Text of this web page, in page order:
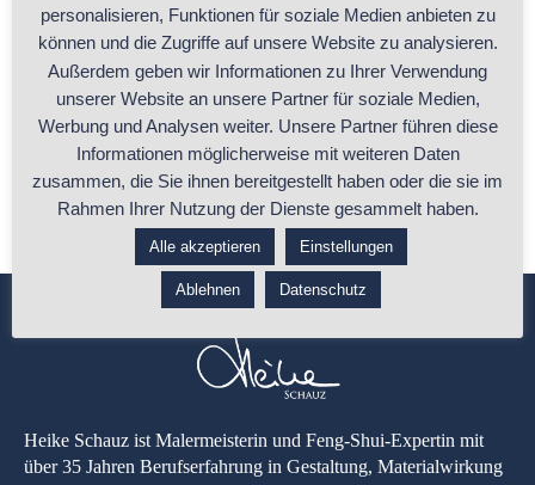
Ayurveda & Feng Shui: ganzheitliche Harmonie
von Körper und Raum
Die zwei alten Weisheitssysteme – Ayurveda und Feng Shui – bieten
ganzheitliche Ansätze zur...
...ganzen Beitrag lesen
Heike Schauz ist Malermeisterin und Feng-Shui-Expertin mit
über 35 Jahren Berufserfahrung in Gestaltung, Materialwirkung
personalisieren, Funktionen für soziale Medien anbieten zu
können und die Zugriffe auf unsere Website zu analysieren.
Außerdem geben wir Informationen zu Ihrer Verwendung
unserer Website an unsere Partner für soziale Medien,
Werbung und Analysen weiter. Unsere Partner führen diese
Informationen möglicherweise mit weiteren Daten
zusammen, die Sie ihnen bereitgestellt haben oder die sie im
Rahmen Ihrer Nutzung der Dienste gesammelt haben.
Alle akzeptieren Einstellungen
Ablehnen Datenschutz